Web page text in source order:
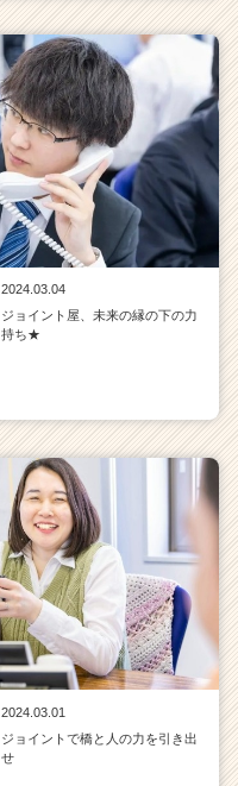
2024.03.04
ジョイント屋、未来の縁の下の力
持ち★
2024.03.01
ジョイントで橋と人の力を引き出
せ